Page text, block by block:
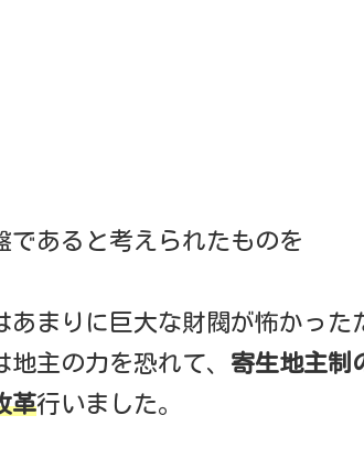
であると考えられたものを
あまりに巨大な財閥が怖かった
主の力を恐れて、 寄生地主制
革行いました。